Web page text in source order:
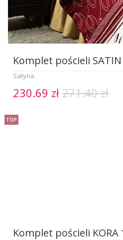
Komplet pościeli
Satyna
230.69 zł271.40 zł
TOP
Komplet pościeli KORA